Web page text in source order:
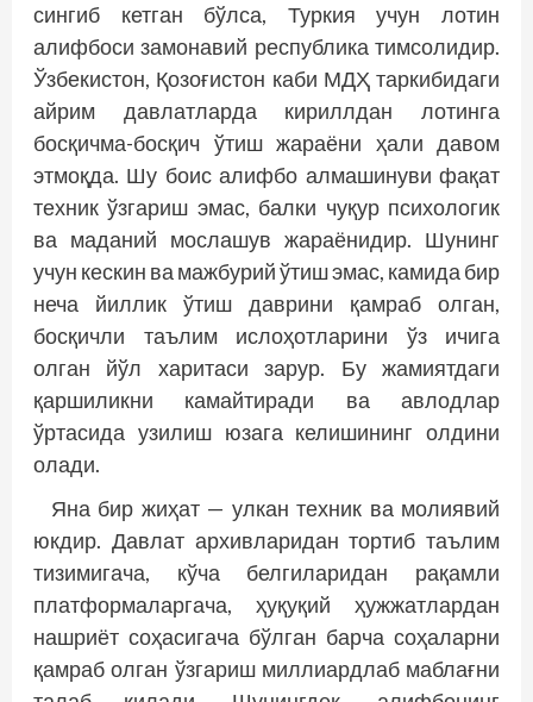
сингиб кетган бўлса, Туркия учун лотин
алифбоси замонавий республика тимсолидир.
Ўзбекистон, Қозоғистон каби МДҲ таркибидаги
айрим давлатларда кириллдан лотинга
босқичма-босқич ўтиш жараёни ҳали давом
этмоқда. Шу боис алифбо алмашинуви фақат
техник ўзгариш эмас, балки чуқур психологик
ва маданий мослашув жараёнидир. Шунинг
учун кескин ва мажбурий ўтиш эмас, камида бир
неча йиллик ўтиш даврини қамраб олган,
босқичли таълим ислоҳотларини ўз ичига
олган йўл харитаси зарур. Бу жамиятдаги
қаршиликни камайтиради ва авлодлар
ўртасида узилиш юзага келишининг олдини
олади.
Яна бир жиҳат — улкан техник ва молиявий
юкдир. Давлат архивларидан тортиб таълим
тизимигача, кўча белгиларидан рақамли
платформаларгача, ҳуқуқий ҳужжатлардан
нашриёт соҳасигача бўлган барча соҳаларни
қамраб олган ўзгариш миллиардлаб маблағни